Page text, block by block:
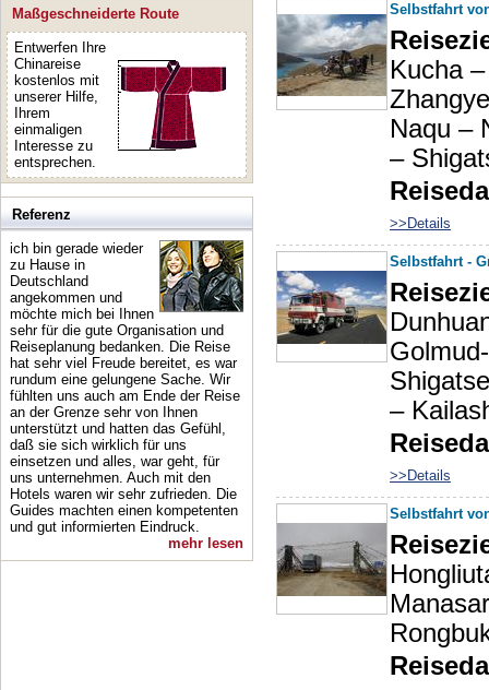
Maßgeschneiderte Route
Entwerfen Ihre
Chinareise
kostenlos mit
unserer Hilfe,
Ihrem
einmaligen
Interesse zu
entsprechen.
Referenz
ich bin gerade wieder
zu Hause in
Deutschland
angekommen und
möchte mich bei Ihnen
sehr für die gute Organisation und
Reiseplanung bedanken. Die Reise
hat sehr viel Freude bereitet, es war
rundum eine gelungene Sache. Wir
fühlten uns auch am Ende der Reise
an der Grenze sehr von Ihnen
unterstützt und hatten das Gefühl,
daß sie sich wirklich für uns
einsetzen und alles, war geht, für
uns unternehmen. Auch mit den
Hotels waren wir sehr zufrieden. Die
Guides machten einen kompetenten
und gut informierten Eindruck.
mehr lesen
Aufgrund Ihrer
Reise
Waeren Sie und
uns die
1. Digitales
und Modell,
eigentliche
des
Fahrzeugs.
2. Digitales Foto
Fuehrerausweis,
3. Liste der
Wert der
4. Bestaetigter
Ausreise, Ein-
5. Welche
Halbpension?
Aufgrund dem
angebotenen
den folgenden
1. Alle
Selbstfahrt
Kucha
Naqu –
–
>>Details
Selbstfahrt -
–
>>Details
Selbstfahrt